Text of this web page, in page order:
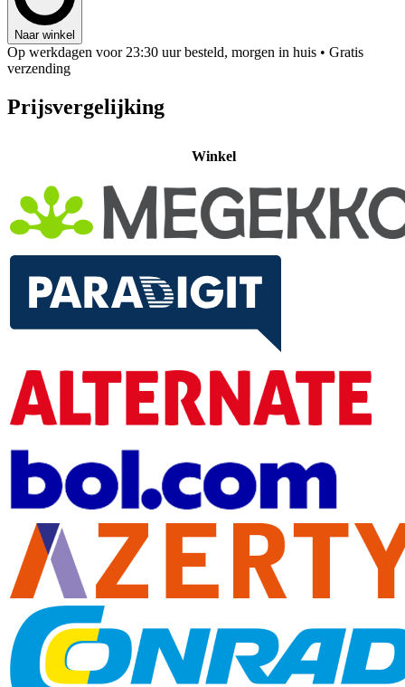
Naar winkel
Op werkdagen voor 23:30 uur besteld, morgen in huis • Gratis
verzending
Prijsvergelijking
Winkel